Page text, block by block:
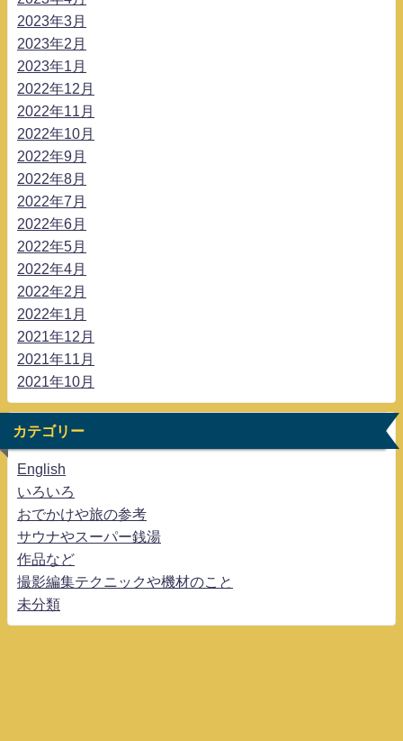
2023年3月
2023年2月
2023年1月
2022年12月
2022年11月
2022年10月
2022年9月
2022年8月
2022年7月
2022年6月
2022年5月
2022年4月
2022年2月
2022年1月
2021年12月
2021年11月
2021年10月
カテゴリー
English
いろいろ
おでかけや旅の参考
サウナやスーパー銭湯
作品など
撮影編集テクニックや機材のこと
未分類